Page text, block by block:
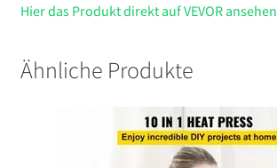
Hier das Produkt direkt auf VEVOR ansehen
Ähnliche Produkte